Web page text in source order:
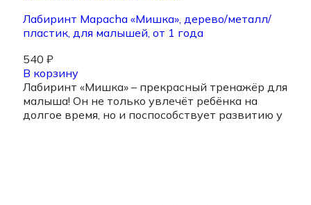
Лабиринт Mapacha «Мишка», дерево/металл/
пластик, для малышей, от 1 года
540 ₽
В корзину
Лабиринт «Мишка» – прекрасный тренажёр для
малыша! Он не только увлечёт ребёнка на
долгое время, но и поспособствует развитию у